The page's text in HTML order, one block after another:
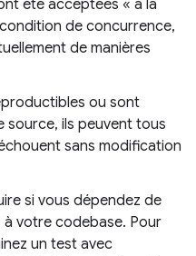
été acceptées « à la
de concurrence,
de manières
ou sont
source, ils peuvent tous
sans modification
si vous dépendez de
à votre codebase. Pour
un test avec